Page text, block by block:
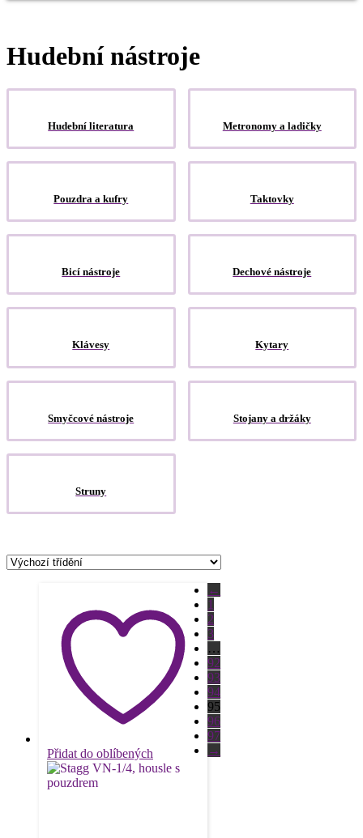
Hudební nástroje
Hudební literatura Metronomy a ladičky
Pouzdra a kufry Taktovky
Bicí nástroje Dechové nástroje
Klávesy Kytary
Smyčcové nástroje Stojany a držáky
Struny
Přidat do oblíbených
←
1
2
3
…
92
93
94
95
96
97
→